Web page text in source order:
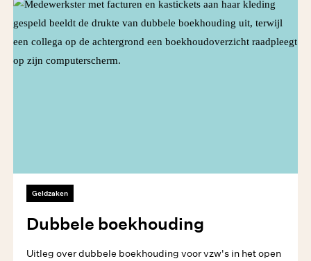
Geldzaken
Dubbele boekhouding
Uitleg over dubbele boekhouding voor vzw's in het open